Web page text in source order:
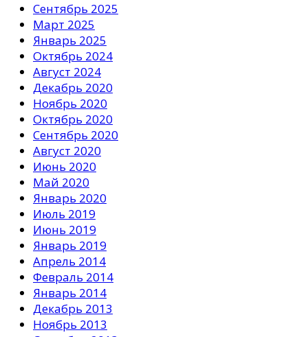
Сентябрь 2025
Март 2025
Январь 2025
Октябрь 2024
Август 2024
Декабрь 2020
Ноябрь 2020
Октябрь 2020
Сентябрь 2020
Август 2020
Июнь 2020
Май 2020
Январь 2020
Июль 2019
Июнь 2019
Январь 2019
Апрель 2014
Февраль 2014
Январь 2014
Декабрь 2013
Ноябрь 2013